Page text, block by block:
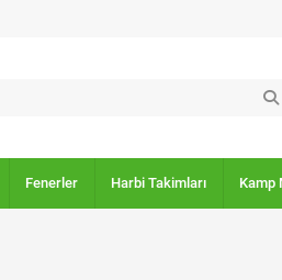
Fenerler Harbi Takimları Kamp